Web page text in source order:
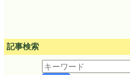
記事検索